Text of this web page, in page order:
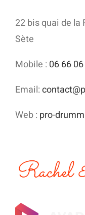
22 bis quai de la
Sète
Mobile : 06 66
Email:
Web : pro-